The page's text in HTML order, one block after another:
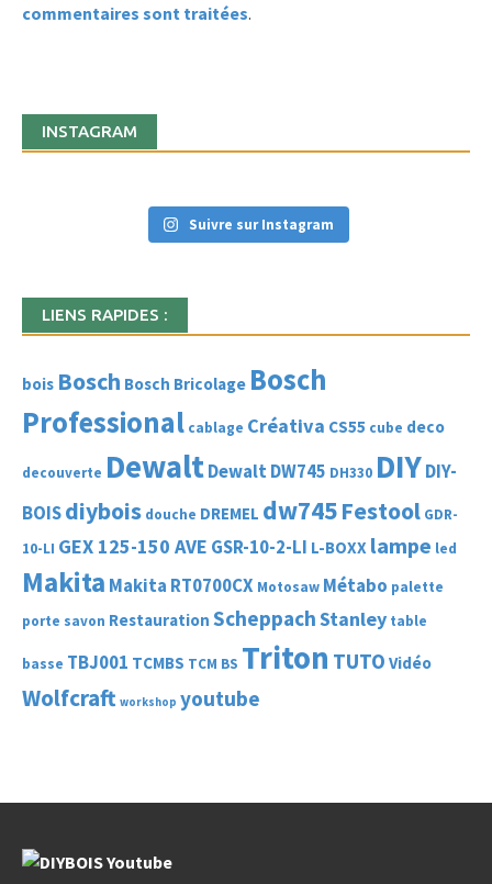
commentaires sont traitées.
INSTAGRAM
Suivre sur Instagram
LIENS RAPIDES :
bois Bosch Bosch Bricolage Bosch
Professional cablage Créativa CS55 cube deco
decouverte DewaltDewalt DW745 DH330 DIYDIY-
BOISdiybois douche DREMEL dw745Festool GDR-
10-LI GEX 125-150 AVE GSR-10-2-LI L-BOXX lampe led
Makita Makita RT0700CX Motosaw Métabo palette
porte savon Restauration ScheppachStanley table
basse TBJ001 TCMBS TCM BS Triton TUTO Vidéo
Wolfcraft workshop youtube